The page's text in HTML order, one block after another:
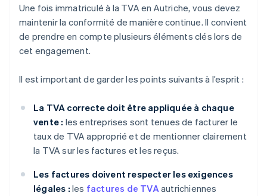
Une fois immatriculé à la TVA en Autriche, vous devez
maintenir la conformité de manière continue. Il convient
de prendre en compte plusieurs éléments clés lors de
cet engagement.
Il est important de garder les points suivants à l’esprit :
La TVA correcte doit être appliquée à chaque
vente : les entreprises sont tenues de facturer le
taux de TVA approprié et de mentionner clairement
la TVA sur les factures et les reçus.
Les factures doivent respecter les exigences
légales : les factures de TVAautrichiennes